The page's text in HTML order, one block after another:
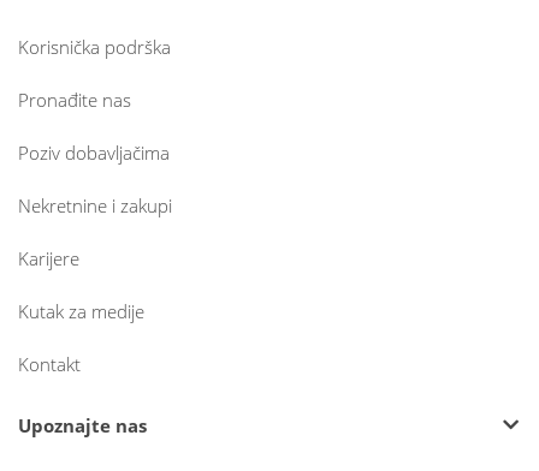
Korisnička podrška
Pronađite nas
Poziv dobavljačima
Nekretnine i zakupi
Karijere
Kutak za medije
Kontakt
Upoznajte nas